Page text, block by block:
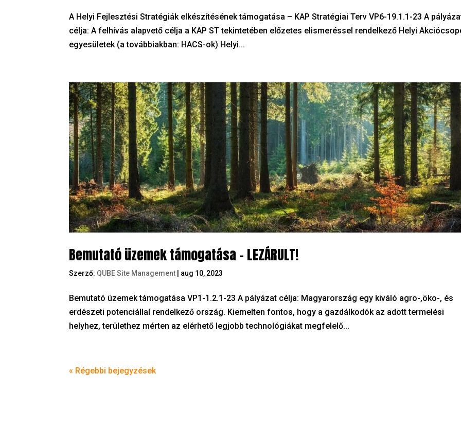
A Helyi Fejlesztési Stratégiák elkészítésének támogatása – KAP Stratégiai Terv VP6-19.1.1-23 A
célja: A felhívás alapvető célja a KAP ST tekintetében előzetes elismeréssel rendelkező Helyi
egyesületek (a továbbiakban: HACS-ok) Helyi...
Bemutató üzemek támogatása – LEZÁRULT!
Szerző: QUBE Site Management aug 10, 2023
Bemutató üzemek támogatása VP1-1.2.1-23 A pályázat célja: Magyarország egy kiváló agro-,öko-, és
erdészeti potenciállal rendelkező ország. Kiemelten fontos, hogy a gazdálkodók az adott termelési
helyhez, területhez mérten az elérhető legjobb technológiákat megfelelő...
« Régebbi bejegyzések